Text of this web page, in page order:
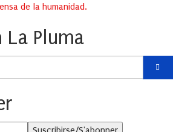
de la humanidad.
La Pluma